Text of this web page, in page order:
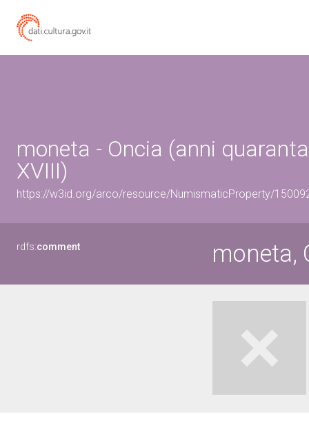
moneta - Oncia (anni
XVIII)
https://w3id.org/arco/resource/NumismaticProperty/
rdfs:comment moneta,